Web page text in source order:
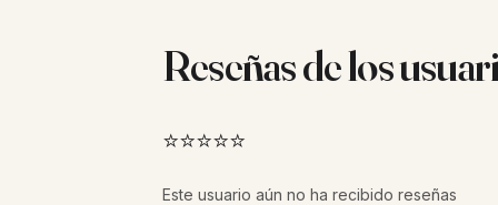
Reseñas de los
⭐⭐⭐⭐⭐
Este usuario aún no ha recibido reseñas